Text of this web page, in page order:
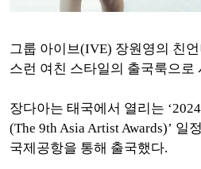
그룹 아이브(IVE) 장원영의 친
스런 여친 스타일의 출국룩으로
장다아는 태국에서 열리는
(The 9th Asia Artist Awards)’ 일
국제공항을 통해 출국했다.